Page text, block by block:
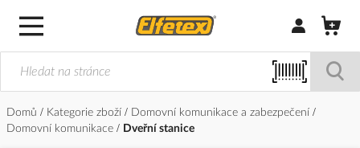
Přihlásit/
Domů Kategorie zboží
Domovní komunikace a zabezpečení
Domovní komunikace
Dveřní stanice